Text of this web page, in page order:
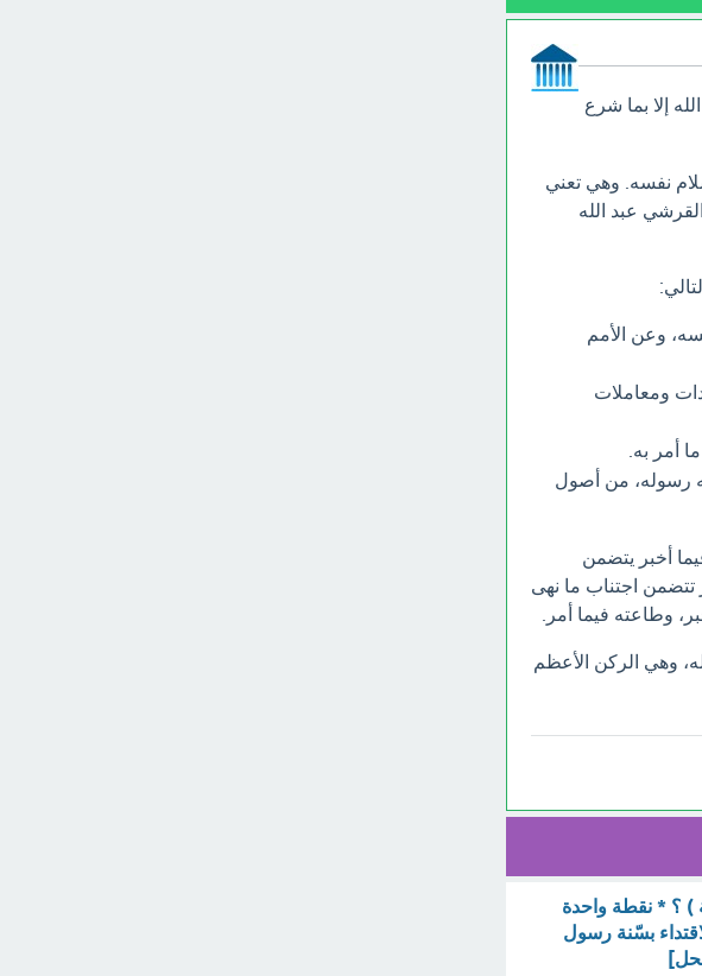
إلا بما شرع
نفسه. وهي تعني
عبد الله
وعن الأمم
ومعاملات
أمر به.
رسوله، من أصول
أخبر يتضمن
تتضمن اجتناب ما نهى
وطاعته فيما أمر.
وهي الركن الأعظم
) ؟ * نقطة واحدة
بسّنة رسول